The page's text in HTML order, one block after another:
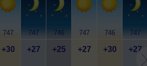
747
+30
747
+27
746
+25
747
+27
746
+30
747
+27